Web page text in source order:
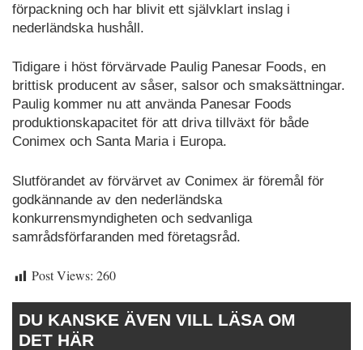
förpackning och har blivit ett självklart inslag i
nederländska hushåll.
Tidigare i höst förvärvade Paulig Panesar Foods, en
brittisk producent av såser, salsor och smaksättningar.
Paulig kommer nu att använda Panesar Foods
produktionskapacitet för att driva tillväxt för både
Conimex och Santa Maria i Europa.
Slutförandet av förvärvet av Conimex är föremål för
godkännande av den nederländska
konkurrensmyndigheten och sedvanliga
samrådsförfaranden med företagsråd.
Post Views: 260
DU KANSKE ÄVEN VILL LÄSA OM
DET HÄR